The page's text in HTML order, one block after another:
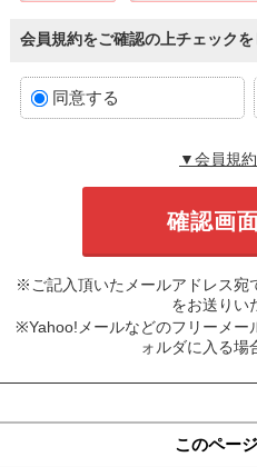
会員規約をご確認の上チェック
同意する
▼会員規
※ご記入頂いたメールアドレス宛
をお送りい
※Yahoo!メールなどのフリーメー
ォルダに入る場
このペー